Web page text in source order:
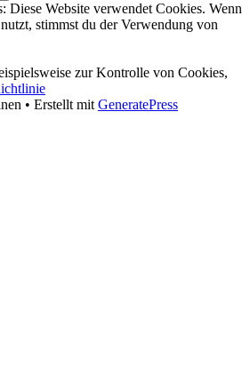
Diese Website verwendet Cookies. Wenn
stimmst du der Verwendung von
zur Kontrolle von Cookies,
• Erstellt mit GeneratePress